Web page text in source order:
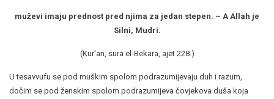
muževi imaju prednost pred njima za jedan stepen. – A Allah je
Silni, Mudri.
(Kur'an, sura el-Bekara, ajet 228.)
U tesavvufu se pod muškim spolom podrazumijevaju duh i razum,
dočim se pod ženskim spolom podrazumijeva čovjekova duša koja